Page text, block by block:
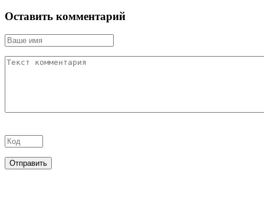
Оставить комментарий